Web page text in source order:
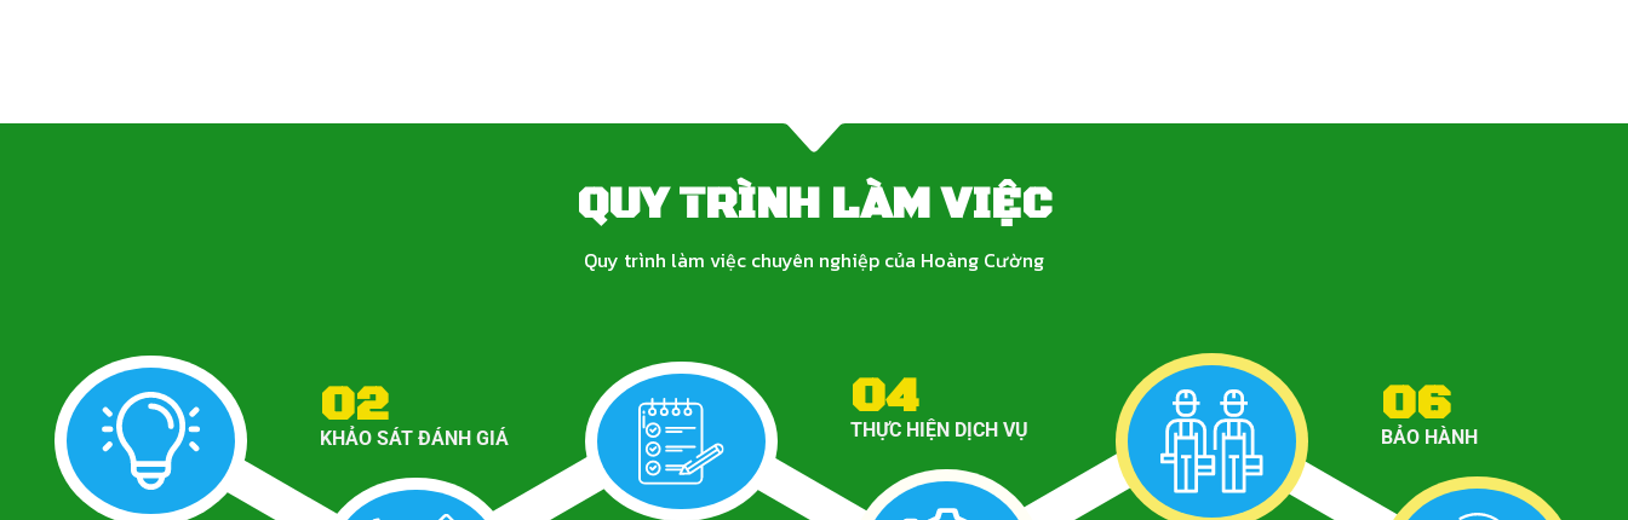
QUY TRÌNH LÀM VIỆC
Quy trình làm việc chuyên nghiệp của Hoàng Cường
KHẢO SÁT ĐÁNH GIÁ
02 THỰC HIỆN DỊCH VỤ
04
BẢO HÀNH
06